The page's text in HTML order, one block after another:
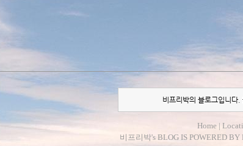
비프리박의 블로그입니다.
Home |
비프리박's BLOG IS POWERED BY